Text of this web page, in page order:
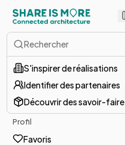
Rechercher
S'inspirer de réalisations
Identifier des partenaires
Découvrir des savoir-faire
Profil
Favoris